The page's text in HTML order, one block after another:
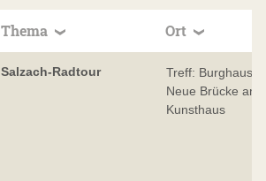
Thema Ort
Salzach-Radtour
Treff:
Neue Brücke am
Kunsthaus